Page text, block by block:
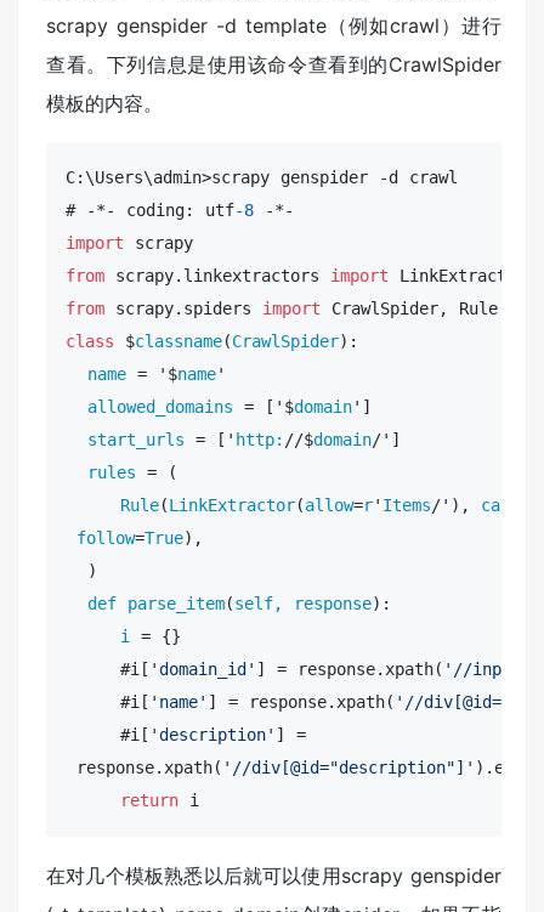
scrapy genspider -d template（例如crawl）进行
查看。下列信息是使用该命令查看到的CrawlSpider
模板的内容。
C:\Users\admin>scrapy genspider -d crawl
# -*- coding: utf-8
import
from scrapy.linkextractors import
from scrapy.spiders import
class $classname(CrawlSpider):
name = '$name'
allowed_domains = ['$domain']
start_urls = [' http: //$domain/']
rules = (
Rule(LinkExtractor(allow=r' Items/'),
follow=True),
  )
def
parse_item(self, response):
i = {}
     #i[
'domain_id' ] = response.xpath( '//
     #i[
'name' ] = response.xpath( '//
     #i[
'description' ] =
response.xpath( '//div[@id="description"]'
return i
在对几个模板熟悉以后就可以使用scrapy genspider